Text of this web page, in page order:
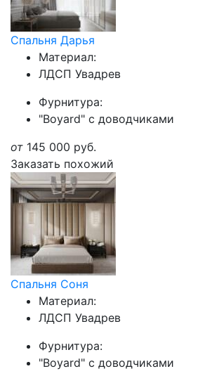
Спальня Дарья
Материал:
ЛДСП Увадрев
Фурнитура:
"Boyard" с доводчиками
от 145 000 руб.
Заказать похожий
Спальня Соня
Материал:
ЛДСП Увадрев
Фурнитура:
"Boyard" с доводчиками